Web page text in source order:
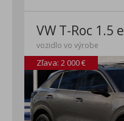
VW T-Roc 1.5
vozidlo vo výrobe
Zľava: 2 000 €